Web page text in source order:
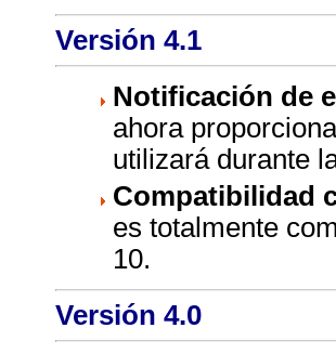
Versión 4.1
Notificación de
ahora
utilizará durante
Compatibilidad
es totalmente
10.
Versión 4.0